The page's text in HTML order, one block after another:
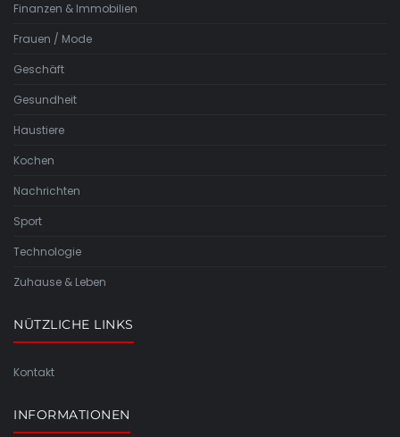
Finanzen & Immobilien
Frauen / Mode
Geschäft
Gesundheit
Haustiere
Kochen
Nachrichten
Sport
Technologie
Zuhause & Leben
NÜTZLICHE LINKS
Kontakt
INFORMATIONEN